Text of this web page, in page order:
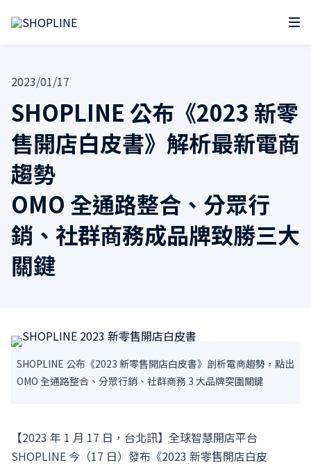
2023/01/17
SHOPLINE 公布《2023 新零
售開店白皮書》解析最新電商
趨勢
OMO 全通路整合、分眾行
銷、社群商務成品牌致勝三大
關鍵
SHOPLINE 公布《2023 新零售開店白皮書》剖析電商趨勢，點出
OMO 全通路整合、分眾行銷、社群商務 3 大品牌突圍關鍵
【2023 年 1 月 17 日，台北訊】全球智慧開店平台
SHOPLINE 今（17 日）發布《2023 新零售開店白皮